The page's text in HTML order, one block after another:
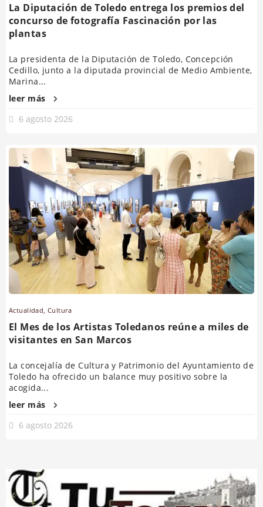
La Diputación de Toledo entrega los premios del
concurso de fotografía Fascinación por las
plantas
La presidenta de la Diputación de Toledo, Concepción
Cedillo, junto a la diputada provincial de Medio Ambiente,
Marina...
leer más
6 agosto 2026
Actualidad ,Cultura
El Mes de los Artistas Toledanos reúne a miles de
visitantes en San Marcos
La concejalía de Cultura y Patrimonio del Ayuntamiento de
Toledo ha ofrecido un balance muy positivo sobre la
acogida...
leer más
6 agosto 2026